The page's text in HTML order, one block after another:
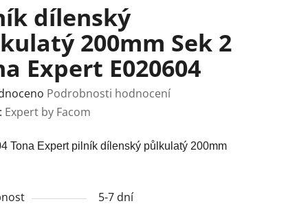
dílenský
200mm Sek 2
Expert E020604
Podrobnosti hodnocení
Expert by Facom
Tona Expert pilník dílenský půlkulatý 200mm
5-7 dní